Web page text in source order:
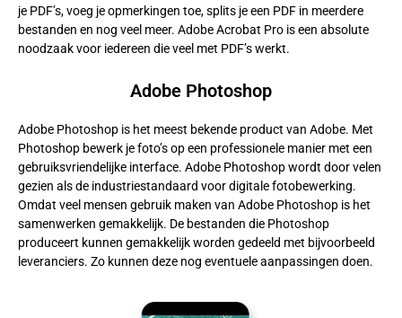
je PDF’s, voeg je opmerkingen toe, splits je een PDF in meerdere
bestanden en nog veel meer. Adobe Acrobat Pro is een absolute
noodzaak voor iedereen die veel met PDF’s werkt.
Adobe Photoshop
Adobe Photoshop is het meest bekende product van Adobe. Met
Photoshop bewerk je foto’s op een professionele manier met een
gebruiksvriendelijke interface. Adobe Photoshop wordt door velen
gezien als de industriestandaard voor digitale fotobewerking.
Omdat veel mensen gebruik maken van Adobe Photoshop is het
samenwerken gemakkelijk. De bestanden die Photoshop
produceert kunnen gemakkelijk worden gedeeld met bijvoorbeeld
leveranciers. Zo kunnen deze nog eventuele aanpassingen doen.